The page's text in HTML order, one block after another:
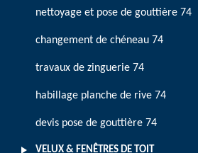
nettoyage et pose de gouttière 74
changement de chéneau 74
travaux de zinguerie 74
habillage planche de rive 74
devis pose de gouttière 74
VELUX & FENÊTRES DE TOIT